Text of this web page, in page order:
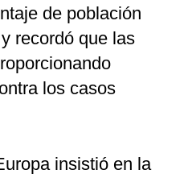
de población
recordó que las
los casos
insistió en la